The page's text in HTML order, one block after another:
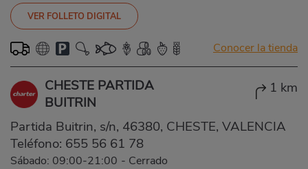
VER FOLLETO DIGITAL
Conocer la tienda
CHESTE PARTIDA
BUITRIN
1 km
Partida Buitrin, s/n, 46380, CHESTE, VALENCIA
Teléfono: 655 56 61 78
Sábado: 09:00-21:00 - Cerrado